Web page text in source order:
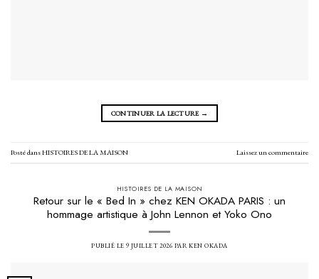
CONTINUER LA LECTURE →
Posté dansHISTOIRES DE LA MAISON Laissez un commentaire
HISTOIRES DE LA MAISON
Retour sur le « Bed In » chez KEN OKADA PARIS : un
hommage artistique à John Lennon et Yoko Ono
PUBLIÉ LE 9 JUILLET 2026 PARKEN OKADA